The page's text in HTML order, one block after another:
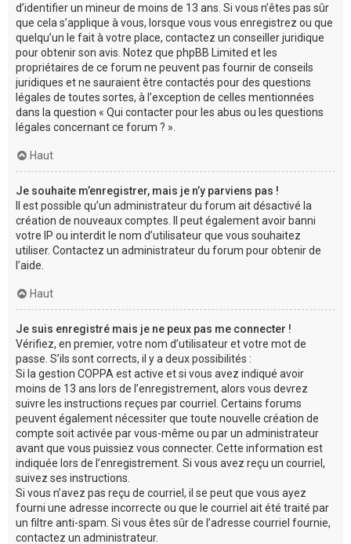
d’identifier un mineur de moins de 13 ans. Si vous n’êtes pas sûr
que cela s’applique à vous, lorsque vous vous enregistrez ou que
quelqu’un le fait à votre place, contactez un conseiller juridique
pour obtenir son avis. Notez que phpBB Limited et les
propriétaires de ce forum ne peuvent pas fournir de conseils
juridiques et ne sauraient être contactés pour des questions
légales de toutes sortes, à l’exception de celles mentionnées
dans la question « Qui contacter pour les abus ou les questions
légales concernant ce forum ? ».
Haut
Je souhaite m’enregistrer, mais je n’y parviens pas !
Il est possible qu’un administrateur du forum ait désactivé la
création de nouveaux comptes. Il peut également avoir banni
votre IP ou interdit le nom d’utilisateur que vous souhaitez
utiliser. Contactez un administrateur du forum pour obtenir de
l’aide.
Haut
Je suis enregistré mais je ne peux pas me connecter !
Vérifiez, en premier, votre nom d’utilisateur et votre mot de
passe. S’ils sont corrects, il y a deux possibilités :
Si la gestion COPPA est active et si vous avez indiqué avoir
moins de 13 ans lors de l’enregistrement, alors vous devrez
suivre les instructions reçues par courriel. Certains forums
peuvent également nécessiter que toute nouvelle création de
compte soit activée par vous-même ou par un administrateur
avant que vous puissiez vous connecter. Cette information est
indiquée lors de l’enregistrement. Si vous avez reçu un courriel,
suivez ses instructions.
Si vous n’avez pas reçu de courriel, il se peut que vous ayez
fourni une adresse incorrecte ou que le courriel ait été traité par
un filtre anti-spam. Si vous êtes sûr de l’adresse courriel fournie,
contactez un administrateur.